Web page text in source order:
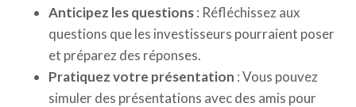
Anticipez les questions: Réfléchissez aux
questions que les investisseurs pourraient poser
et préparez des réponses.
Pratiquez votre présentation : Vous pouvez
simuler des présentations avec des amis pour